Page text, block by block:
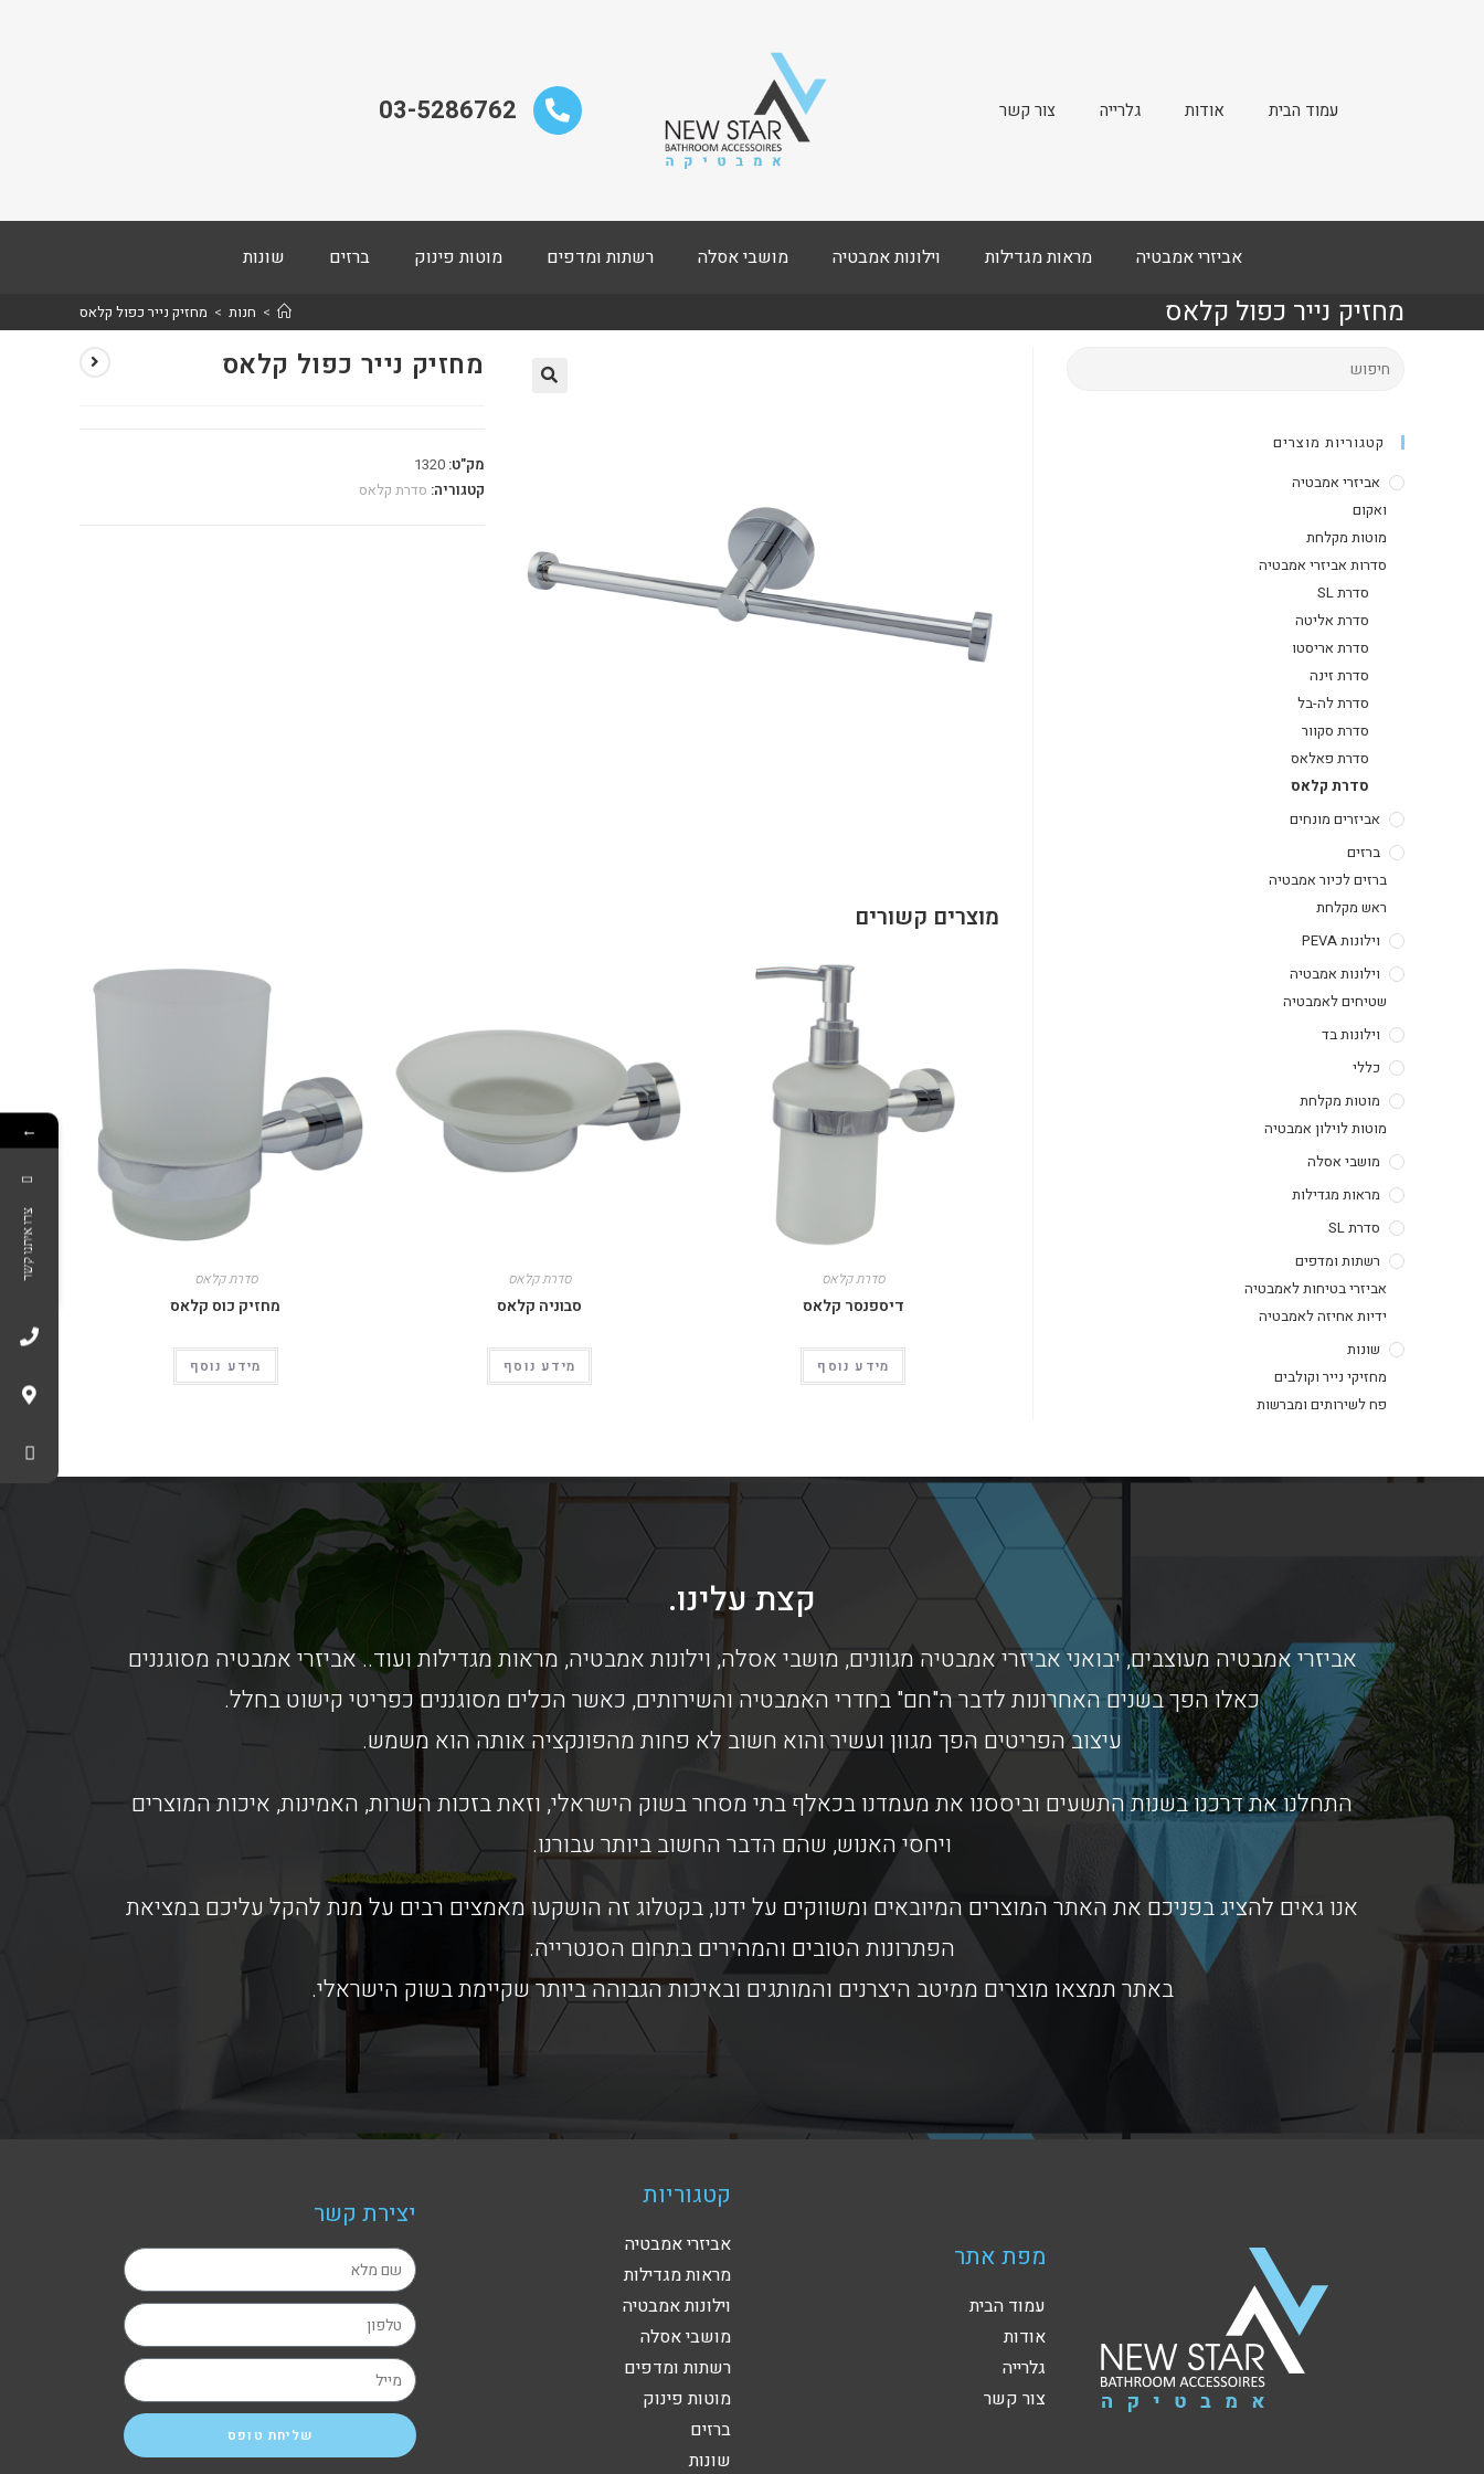
עמוד הבית אודות גלרייה צור קשר 03-5286762
אביזרי אמבטיה מראות מגדילות וילונות אמבטיה מושבי אסלה רשתות ומדפים מוטות פינוק ברזים שונות
מחזיק נייר כפול קלאס > חנות > מחזיק נייר כפול קלאס
מחזיק נייר כפול קלאס
מק"ט:1320
קטגוריה: סדרת קלאס
מוצרים קשורים
סדרת קלאס
דיספנסר קלאס
מידע נוסף
סדרת קלאס
סבוניה קלאס
מידע נוסף
סדרת קלאס
מחזיק כוס קלאס
מידע נוסף
קטגוריות מוצרים
אביזרי אמבטיה
ואקום
מוטות מקלחת
סדרות אביזרי אמבטיה
סדרת SL
סדרת אליטה
סדרת אריסטו
סדרת זינה
סדרת לה-בל
סדרת סקוור
סדרת פאלאס
סדרת קלאס
אביזרים מונחים
ברזים
ברזים לכיור אמבטיה
ראש מקלחת
וילונות PEVA
וילונות אמבטיה
שטיחים לאמבטיה
וילונות בד
כללי
מוטות מקלחת
מוטות לוילון אמבטיה
מושבי אסלה
מראות מגדילות
סדרת SL
רשתות ומדפים
אביזרי בטיחות לאמבטיה
ידיות אחיזה לאמבטיה
שונות
מחזיקי נייר וקולבים
פח לשירותים ומברשות
קצת עלינו.
אביזרי אמבטיה מעוצבים, יבואני אביזרי אמבטיה מגוונים, מושבי אסלה, וילונות אמבטיה, מראות מגדילות ועוד.. אביזרי אמבטיה מסוגננים
כאלו הפך בשנים האחרונות לדבר ה"חם" בחדרי האמבטיה והשירותים, כאשר הכלים מסוגננים כפריטי קישוט בחלל.
עיצוב הפריטים הפך מגוון ועשיר והוא חשוב לא פחות מהפונקציה אותה הוא משמש.
התחלנו את דרכנו בשנות התשעים וביססנו את מעמדנו בכאלף בתי מסחר בשוק הישראלי, וזאת בזכות השרות, האמינות, איכות המוצרים
ויחסי האנוש, שהם הדבר החשוב ביותר עבורנו.
אנו גאים להציג בפניכם את האתר המוצרים המיובאים ומשווקים על ידנו, בקטלוג זה הושקעו מאמצים רבים על מנת להקל עליכם במציאת
הפתרונות הטובים והמהירים בתחום הסנטרייה.
באתר תמצאו מוצרים ממיטב היצרנים והמותגים ובאיכות הגבוהה ביותר שקיימת בשוק הישראלי.
מפת אתר
עמוד הבית
אודות
גלרייה
צור קשר
קטגוריות
אביזרי אמבטיה
מראות מגדילות
וילונות אמבטיה
מושבי אסלה
רשתות ומדפים
מוטות פינוק
ברזים
שונות
יצירת קשר
שליחת טופס
←
צרו איתנו קשר